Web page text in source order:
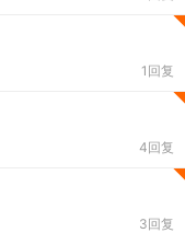
1回复
4回复
3回复